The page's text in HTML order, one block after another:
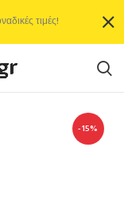
-15%
τιμές!